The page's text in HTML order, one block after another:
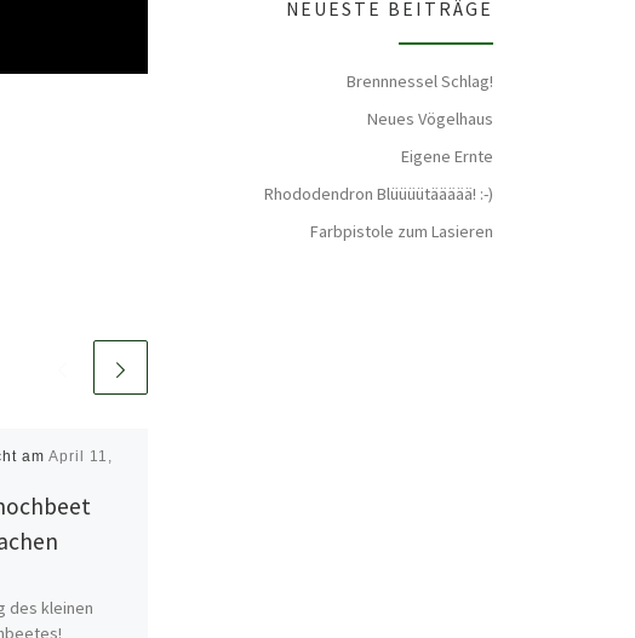
am April 11,
des kleinen
NEUESTE BEITRÄGE
Brennnessel Schlag!
Neues Vögelhaus
Eigene Ernte
Rhododendron Blüüüütäääää! :-)
Farbpistole zum Lasieren